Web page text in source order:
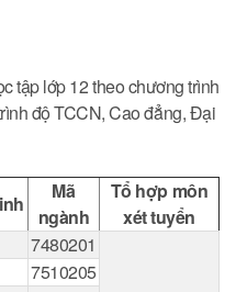
tập lớp 12 theo chương trình
độ TCCN, Cao đẳng, Đại
Mã
ngành
Tổ hợp môn
xét tuyển
7480201
7510205